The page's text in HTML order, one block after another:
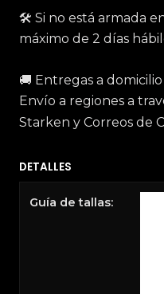
🛠 Si no está armada
máximo de 2 días
🚚 Entregas a
Envío a regiones a
Starken y Correos de
DETALLES
Guía de tallas: